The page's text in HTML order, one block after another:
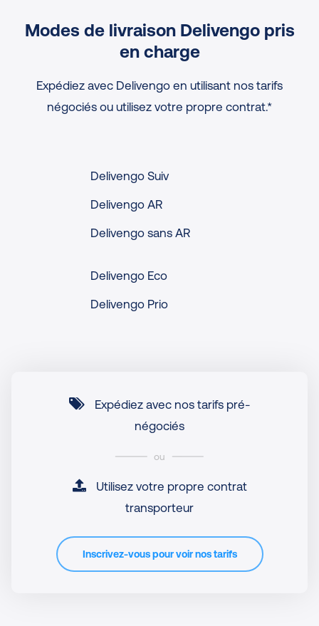
Modes de livraison Delivengo pris
en charge
Expédiez avec Delivengo en utilisant nos tarifs
négociés ou utilisez votre propre contrat.*
Delivengo Suiv
Delivengo AR
Delivengo sans AR
Delivengo Eco
Delivengo Prio
Expédiez avec nos tarifs pré-
négociés
ou
Utilisez votre propre contrat
transporteur
Inscrivez-vous pour voir nos tarifs